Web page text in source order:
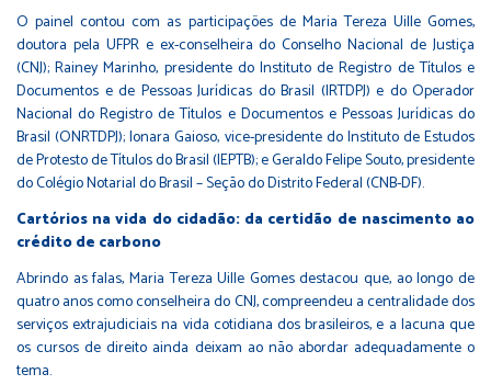
O painel contou com as participações de Maria Tereza Uille Gomes,
doutora pela UFPR e ex-conselheira do Conselho Nacional de Justiça
(CNJ); Rainey Marinho, presidente do Instituto de Registro de Títulos e
Documentos e de Pessoas Jurídicas do Brasil (IRTDPJ) e do Operador
Nacional do Registro de Títulos e Documentos e Pessoas Jurídicas do
Brasil (ONRTDPJ); Ionara Gaioso, vice-presidente do Instituto de Estudos
de Protesto de Títulos do Brasil (IEPTB); e Geraldo Felipe Souto, presidente
do Colégio Notarial do Brasil – Seção do Distrito Federal (CNB-DF).
Cartórios na vida do cidadão: da certidão de nascimento ao
crédito de carbono
Abrindo as falas, Maria Tereza Uille Gomes destacou que, ao longo de
quatro anos como conselheira do CNJ, compreendeu a centralidade dos
serviços extrajudiciais na vida cotidiana dos brasileiros, e a lacuna que
os cursos de direito ainda deixam ao não abordar adequadamente o
tema.